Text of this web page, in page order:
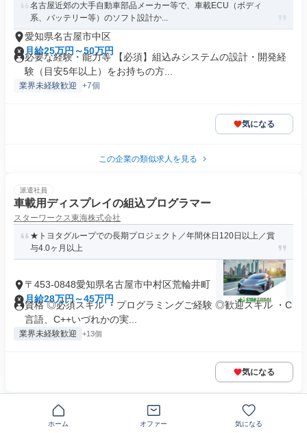
名古屋近郊の大手自動車部品メーカー等で、車載ECU（ボディ
系、バッテリー等）のソフト設計か...
愛知県名古屋市中区
月給25万円～50万円
必要な経験・能力等 【必須】組込みシステムの設計・開発経
験（目安5年以上）をお持ちの方...
業界未経験歓迎 +7個
気になる
この企業の類似求人を見る
派遣社員
車載用ディスプレイの組込プログラマー
スターワークス東海株式会社
★トヨタグループでの長期プロジェクト／年間休日120日以上／賞
与4.0ヶ月以上
〒453-0848愛知県名古屋市中村区荒輪井町
月給28万円～45万円
資格 ◎必須スキル ・プログラミングご経験 ◎歓迎スキル ・C
言語、C++いづれかの実...
業界未経験歓迎 +13個
気になる
【名古屋】FA /【リモート勤務OK】 MBSE・CATIA エ
ホーム オファー 気になる